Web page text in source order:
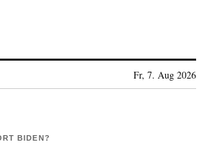
Fr, 7. Aug 2026
BIDEN?